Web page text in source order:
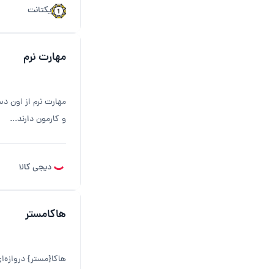
یکتانت
مهارت نرم
مهارت نرم از اون
و کارمون دارند...
دیجی کالا
هاکامستر
هاکا{مستر}